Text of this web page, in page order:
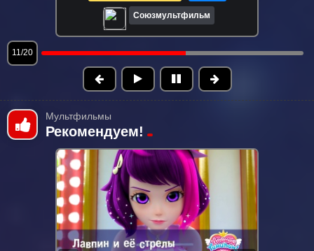
Союзмультфильм
12/20
Мультфильмы
Рекомендуем!